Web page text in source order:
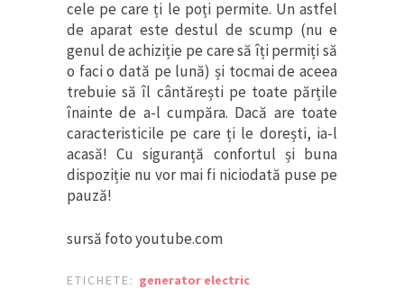
cele pe care ți le poți permite. Un astfel
de aparat este destul de scump (nu e
genul de achiziție pe care să îți permiți să
o faci o dată pe lună) și tocmai de aceea
trebuie să îl cântărești pe toate părțile
înainte de a-l cumpăra. Dacă are toate
caracteristicile pe care ți le dorești, ia-l
acasă! Cu siguranță confortul și buna
dispoziție nu vor mai fi niciodată puse pe
pauză!
sursă foto youtube.com
ETICHETE: generator electric